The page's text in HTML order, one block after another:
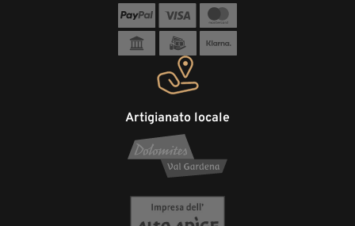
Artigianato locale